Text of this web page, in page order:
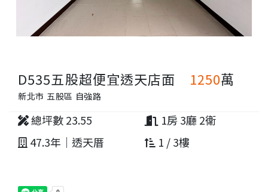
D535五股超便宜透天店面
新北市 五股區 自強路
1250萬
總坪數 23.55
1房 3廳 2衛
47.3年｜透天厝
1 / 3樓